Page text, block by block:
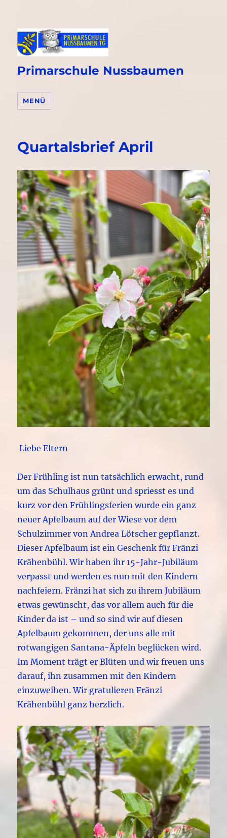
Primarschule Nussbaumen
MENÜ
Quartalsbrief April
Liebe Eltern
Der Frühling ist nun tatsächlich erwacht, rund
um das Schulhaus grünt und spriesst es und
kurz vor den Frühlingsferien wurde ein ganz
neuer Apfelbaum auf der Wiese vor dem
Schulzimmer von Andrea Lötscher gepflanzt.
Dieser Apfelbaum ist ein Geschenk für Fränzi
Krähenbühl.Wir haben ihr 15-Jahr-Jubiläum
verpasst und werden es nun mit den Kindern
nachfeiern. Fränzi hat sich zu ihrem Jubiläum
etwas gewünscht, das vor allem auch für die
Kinder da ist – und so sind wir auf diesen
Apfelbaum gekommen, der uns alle mit
rotwangigen Santana-Äpfeln beglücken wird.
Im Moment trägt er Blüten und wir freuen uns
darauf, ihn zusammen mit den Kindern
einzuweihen. Wir gratulieren Fränzi
Krähenbühl ganz herzlich.